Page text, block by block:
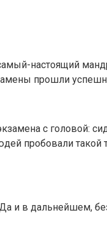
настоящий
прошли
с головой:
пробовали такой
и в дальнейшем,